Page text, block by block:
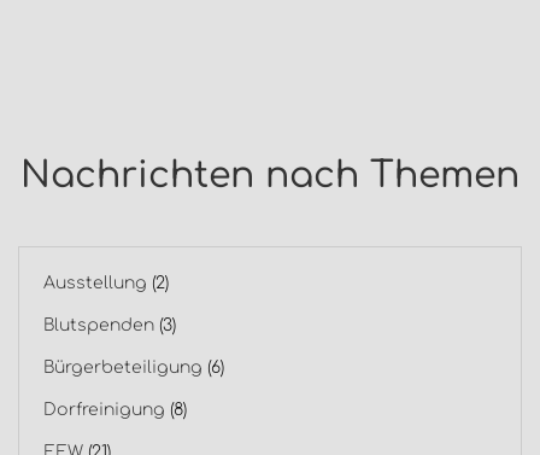
Nachrichten nach Themen
Ausstellung (2)
Blutspenden (3)
Bürgerbeteiligung (6)
Dorfreinigung (8)